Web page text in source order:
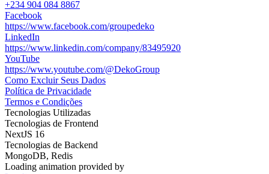
+234 904 084 8867
Facebook
https://www.facebook.com/groupedeko
LinkedIn
https://www.linkedin.com/company/83495920
YouTube
https://www.youtube.com/@DekoGroup
Como Excluir Seus Dados
Política de Privacidade
Termos e Condições
Tecnologias Utilizadas
Tecnologias de Frontend
NextJS 16
Tecnologias de Backend
MongoDB, Redis
Loading animation provided by